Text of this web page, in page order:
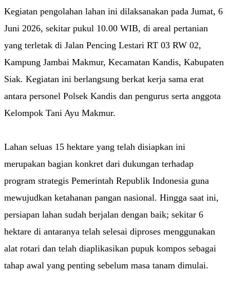
Kegiatan pengolahan lahan ini dilaksanakan pada Jumat, 6
Juni 2026, sekitar pukul 10.00 WIB, di areal pertanian
yang terletak di Jalan Pencing Lestari RT 03 RW 02,
Kampung Jambai Makmur, Kecamatan Kandis, Kabupaten
Siak. Kegiatan ini berlangsung berkat kerja sama erat
antara personel Polsek Kandis dan pengurus serta anggota
Kelompok Tani Ayu Makmur.
Lahan seluas 15 hektare yang telah disiapkan ini
merupakan bagian konkret dari dukungan terhadap
program strategis Pemerintah Republik Indonesia guna
mewujudkan ketahanan pangan nasional. Hingga saat ini,
persiapan lahan sudah berjalan dengan baik; sekitar 6
hektare di antaranya telah selesai diproses menggunakan
alat rotari dan telah diaplikasikan pupuk kompos sebagai
tahap awal yang penting sebelum masa tanam dimulai.